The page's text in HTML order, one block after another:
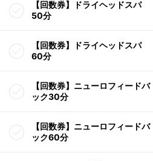
【回数券】ドライヘッドスパ
50分
【回数券】ドライヘッドスパ
60分
【回数券】ニューロフィードバ
ック30分
【回数券】ニューロフィードバ
ック60分